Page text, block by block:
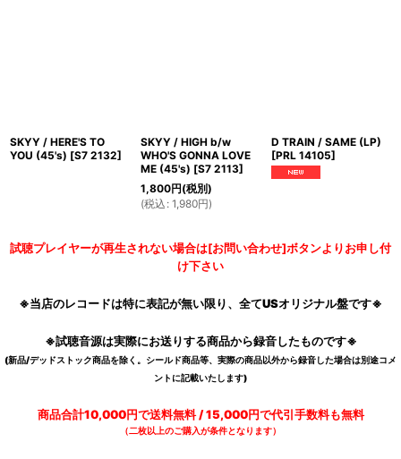
SKYY / HERE'S TO
YOU (45's) [S7 2132]
SKYY / HIGH b/w
WHO'S GONNA LOVE
ME (45's) [S7 2113]
1,800円(税別)
(税込 : 1,980円)
D TRAIN / SAME (LP)
[PRL 14105]
試聴プレイヤーが再生されない場合は[お問い合わせ]ボタンよりお申し付
け下さい
※当店のレコードは特に表記が無い限り、全てUSオリジナル盤です※
※試聴音源は実際にお送りする商品から録音したものです※
(新品/デッドストック商品を除く。シールド商品等、実際の商品以外から録音した場合は別途コメ
ントに記載いたします)
商品合計10,000円で送料無料 / 15,000円で代引手数料も無料
（二枚以上のご購入が条件となります）